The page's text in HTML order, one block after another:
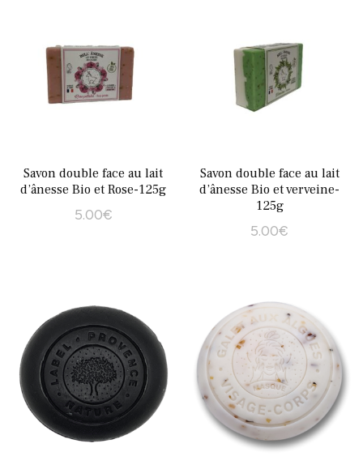
Savon double face au lait
d’ânesse Bio et Rose-125g
5.00€
Savon double face au lait
d’ânesse Bio et verveine-
125g
5.00€